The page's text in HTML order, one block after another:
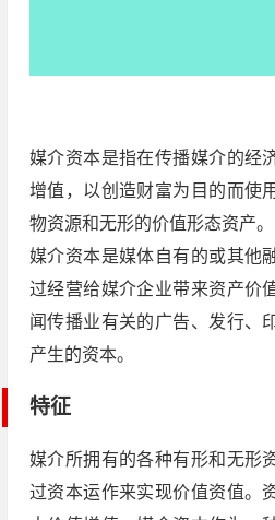
媒介资本是指在传播媒介的经
增值，以创造财富为目的而使
物资源和无形的价值形态资产。
媒介资本是媒体自有的或其他
过经营给媒介企业带来资产价
闻传播业有关的广告、发行、
产生的资本。
特征
媒介所拥有的各种有形和无形
过资本运作来实现价值资值。